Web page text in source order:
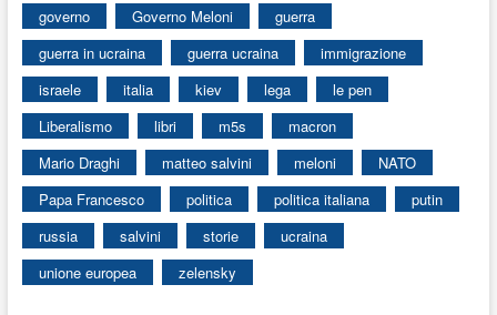
governo
Governo Meloni
guerra
guerra in ucraina
guerra ucraina
immigrazione
israele
italia kiev lega
le pen
Liberalismo
libri m5s
macron
Mario Draghi
matteo salvini meloni
NATO
Papa Francesco
politica politica italiana
putin
russia
salvini storie
ucraina
unione europea
zelensky